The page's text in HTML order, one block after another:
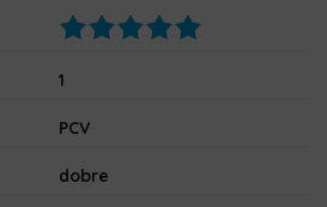
1
PCV
dobre